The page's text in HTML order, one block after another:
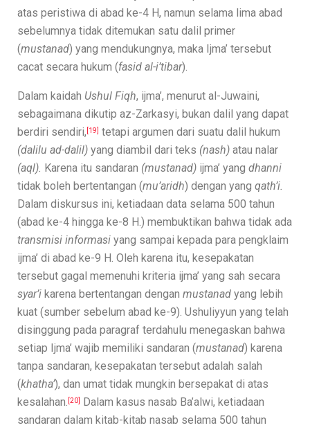
atas peristiwa di abad ke-4 H, namun selama lima abad
sebelumnya tidak ditemukan satu dalil primer
(mustanad) yang mendukungnya, maka Ijma’ tersebut
cacat secara hukum (fasid al-i’tibar).
Dalam kaidah Ushul Fiqh, ijma’, menurut al-Juwaini,
sebagaimana dikutip az-Zarkasyi, bukan dalil yang dapat
berdiri sendiri, [19]
tetapi argumen dari suatu dalil hukum
(dalilu ad-dalil) yang diambil dari teks (nash) atau nalar
(aql). Karena itu sandaran (mustanad) ijma’ yang dhanni
tidak boleh bertentangan (mu’aridh) dengan yang qath’i.
Dalam diskursus ini, ketiadaan data selama 500 tahun
(abad ke-4 hingga ke-8 H.) membuktikan bahwa tidak ada
transmisi informasi yang sampai kepada para pengklaim
ijma’ di abad ke-9 H. Oleh karena itu, kesepakatan
tersebut gagal memenuhi kriteria ijma’ yang sah secara
syar’i karena bertentangan dengan mustanad yang lebih
kuat (sumber sebelum abad ke-9). Ushuliyyun yang telah
disinggung pada paragraf terdahulu menegaskan bahwa
setiap Ijma’ wajib memiliki sandaran (mustanad) karena
tanpa sandaran, kesepakatan tersebut adalah salah
(khatha’), dan umat tidak mungkin bersepakat di atas
kesalahan.
[20]
Dalam kasus nasab Ba’alwi, ketiadaan
sandaran dalam kitab-kitab nasab selama 500 tahun